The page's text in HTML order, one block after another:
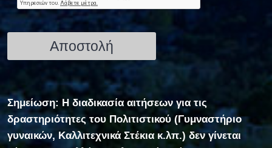
Σημείωση: Η διαδικασία αιτήσεων για τις
δραστηριότητες του Πολιτιστικού (Γυμναστήριο
γυναικών, Καλλιτεχνικά Στέκια κ.λπ.) δεν γίνεται